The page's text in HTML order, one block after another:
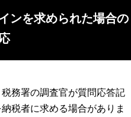
ンを求められた場合の
務署の調査官が質問応答記
税者に求める場合がありま